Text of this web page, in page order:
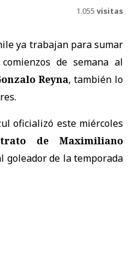
1.055 visitas
ya trabajan para sumar
de semana al
Reyna, también lo
oficializó este miércoles
de Maximiliano
goleador de la temporada